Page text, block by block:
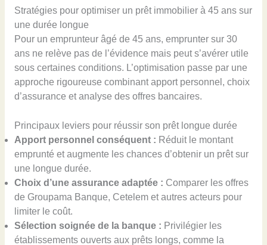
Stratégies pour optimiser un prêt immobilier à 45 ans sur
une durée longue
Pour un emprunteur âgé de 45 ans, emprunter sur 30
ans ne relève pas de l’évidence mais peut s’avérer utile
sous certaines conditions. L’optimisation passe par une
approche rigoureuse combinant apport personnel, choix
d’assurance et analyse des offres bancaires.
Principaux leviers pour réussir son prêt longue durée
Apport personnel conséquent : Réduit le montant
emprunté et augmente les chances d’obtenir un prêt sur
une longue durée.
Choix d’une assurance adaptée : Comparer les offres
de Groupama Banque, Cetelem et autres acteurs pour
limiter le coût.
Sélection soignée de la banque : Privilégier les
établissements ouverts aux prêts longs, comme la